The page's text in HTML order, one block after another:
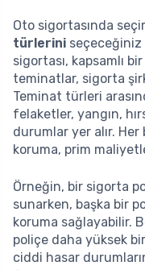
Oto sigortasında
türlerini seçeceğiniz
sigortası, kapsamlı
teminatlar, sigorta
Teminat türleri
felaketler, yangın,
durumlar yer alır.
koruma, prim
Örneğin, bir sigorta
sunarken, başka bir
koruma sağlayabilir.
poliçe daha yüksek
ciddi hasar